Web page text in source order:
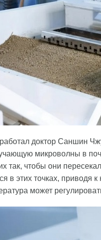
доктор Саншин
микроволны в
так, чтобы они
в этих точках, приводя
может